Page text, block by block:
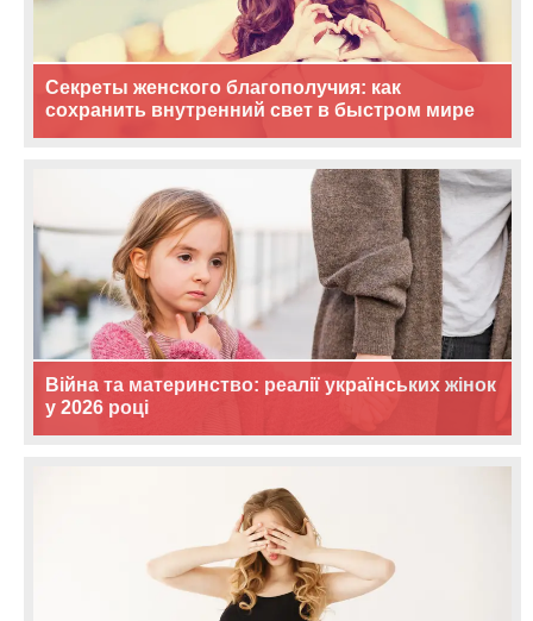
Секреты женского благополучия: как
сохранить внутренний свет в быстром мире
Війна та материнство: реалії українських жінок
у 2026 році